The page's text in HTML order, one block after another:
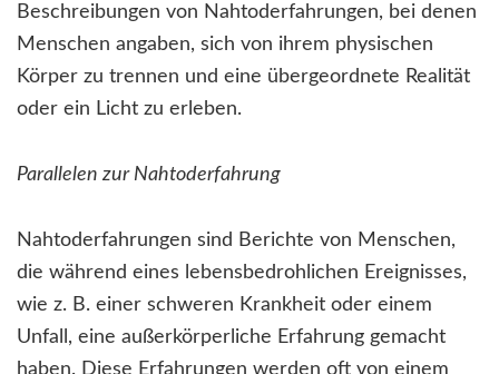
Beschreibungen von Nahtoderfahrungen, bei denen
Menschen angaben, sich von ihrem physischen
Körper zu trennen und eine übergeordnete Realität
oder ein Licht zu erleben.
Parallelen zur Nahtoderfahrung
Nahtoderfahrungen sind Berichte von Menschen,
die während eines lebensbedrohlichen Ereignisses,
wie z. B. einer schweren Krankheit oder einem
Unfall, eine außerkörperliche Erfahrung gemacht
haben. Diese Erfahrungen werden oft von einem